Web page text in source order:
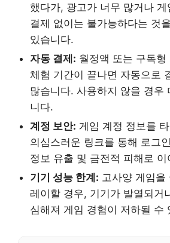
했다가, 광고가 너무 많거나
결제 없이는 불가능하다는 것
있습니다.
자동 결제: 월정액 또는 구독
체험 기간이 끝나면 자동으로
많습니다. 사용하지 않을 경우
니다.
계정 보안: 게임 계정 정보를
의심스러운 링크를 통해 로그
정보 유출 및 금전적 피해로
기기 성능 한계: 고사양 게임을
레이할 경우, 기기가 발열되거
심해져 게임 경험이 저하될 수